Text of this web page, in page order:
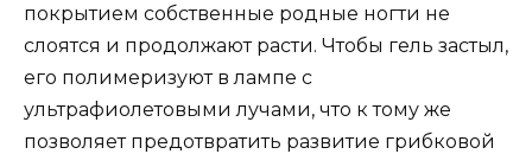
покрытием собственные родные ногти не
слоятся и продолжают расти. Чтобы гель застыл,
его полимеризуют в лампе с
ультрафиолетовыми лучами, что к тому же
позволяет предотвратить развитие грибковой